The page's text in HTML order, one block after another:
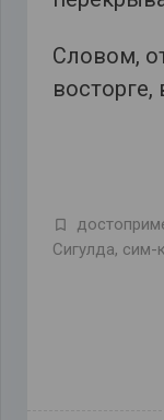
Словом,
Сигулда, сим-